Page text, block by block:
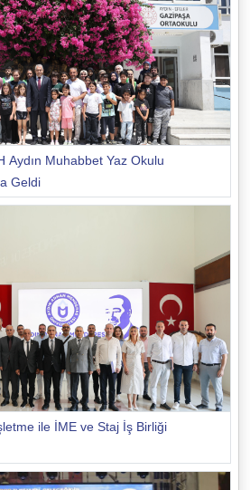
Aydın Muhabbet Yaz Okulu
Geldi
ile İME ve Staj İş Birliği